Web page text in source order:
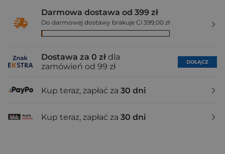
Darmowa dostawa od 399 zł
Do darmowej dostawy brakuje Ci 399,00 zł
Dostawa za 0 zł dla
zamówień od 99 zł
DOŁĄCZ
Kup teraz, zapłać za 30 dni
Kup teraz, zapłać za 30 dni